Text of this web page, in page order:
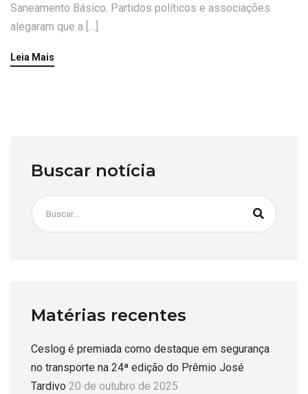
Saneamento Básico. Partidos políticos e associações
alegaram que a […]
Leia Mais
Buscar notícia
Matérias recentes
Ceslog é premiada como destaque em segurança
no transporte na 24ª edição do Prêmio José
Tardivo 20 de outubro de 2025